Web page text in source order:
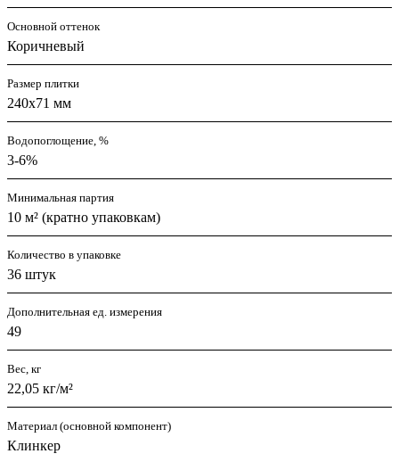
Основной оттенок
Коричневый
Размер плитки
240x71 мм
Водопоглощение, %
3-6%
Минимальная партия
10 м² (кратно упаковкам)
Количество в упаковке
36 штук
Дополнительная ед. измерения
49
Вес, кг
22,05 кг/м²
Материал (основной компонент)
Клинкер